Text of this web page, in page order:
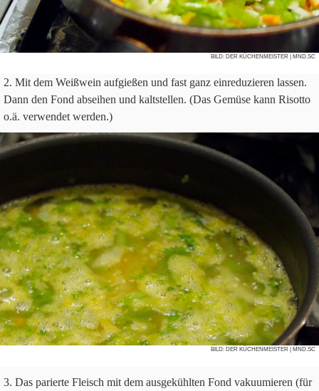
BILD: DER KÜCHENMEISTER | MND.SC
Mit dem Weiß­wein auf­gie­ßen und fast ganz ein­re­du­zie­ren las­sen.
Dann den Fond absei­hen und kalt­stel­len. (Das Gemüse kann Risotto
o.ä. ver­wen­det werden.)
BILD: DER KÜCHENMEISTER | MND.SC
Das parierte Fleisch mit dem aus­ge­kühl­ten Fond vaku­um­ie­ren (für